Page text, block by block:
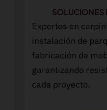
SOLUCIONES
Expertos en
instalación de
fabricación de
garantizando
cada proyecto.